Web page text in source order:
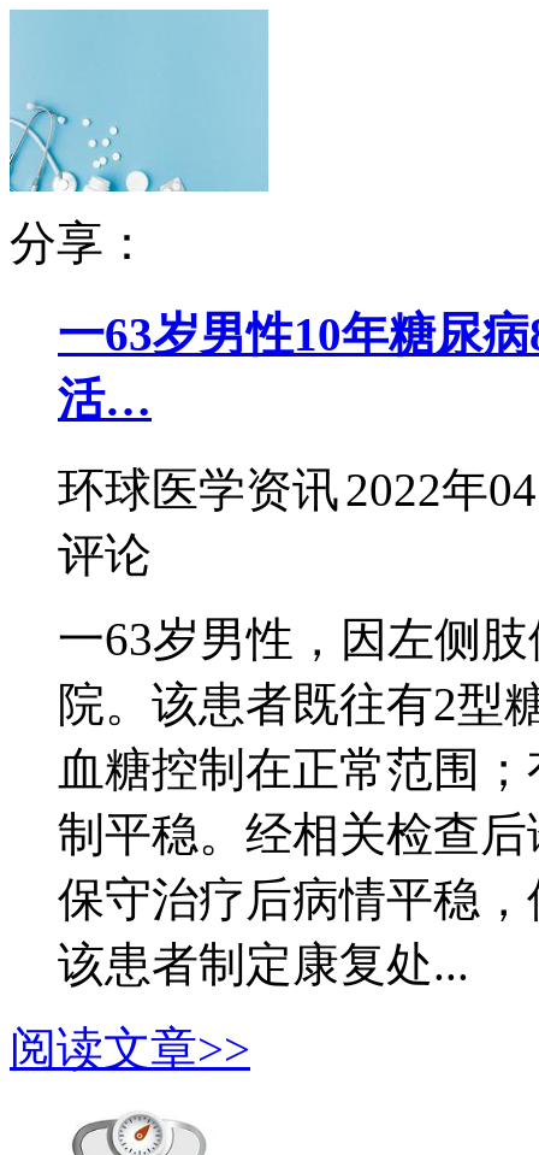
分享：
一63岁男性10年糖尿
活…
环球医学资讯2022年
评论
一63岁男性，因左侧
院。该患者既往有2型
血糖控制在正常范围
制平稳。经相关检查
保守治疗后病情平稳
该患者制定康复处...
阅读文章>>